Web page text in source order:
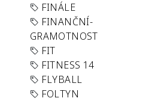
FINÁLE
FINANČNÍ-
GRAMOTNOST
FIT
FITNESS 14
FLYBALL
FOLTYN